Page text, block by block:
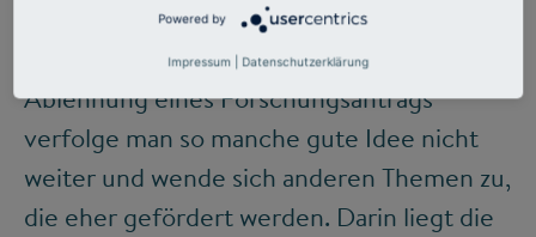
klarer „Themenpragmatismus“, so Mandel
weiter. Spätestens nach der dritten
Ablehnung eines Forschungsantrags
verfolge man so manche gute Idee nicht
weiter und wende sich anderen Themen zu,
die eher gefördert werden. Darin liegt die
Powered by
Impressum Datenschutzerklärung